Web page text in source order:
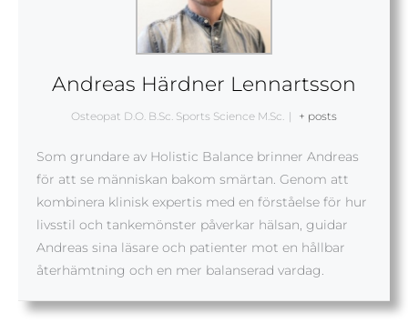
Andreas Härdner Lennartsson
Osteopat D.O. B.Sc. Sports Science M.Sc. | + posts
Som grundare av Holistic Balance brinner Andreas
för att se människan bakom smärtan. Genom att
kombinera klinisk expertis med en förståelse för hur
livsstil och tankemönster påverkar hälsan, guidar
Andreas sina läsare och patienter mot en hållbar
återhämtning och en mer balanserad vardag.